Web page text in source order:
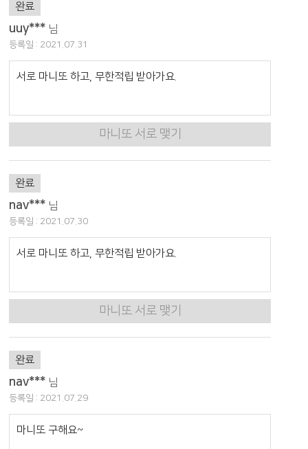
완료
uuy*** 님
등록일 : 2021.07.31
서로 마니또 하고, 무한적립 받아가요.
마니또 서로 맺기
완료
nav*** 님
등록일 : 2021.07.30
서로 마니또 하고, 무한적립 받아가요.
마니또 서로 맺기
완료
nav*** 님
등록일 : 2021.07.29
마니또 구해요~